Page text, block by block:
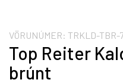
VÖRUNÚMER: TRKLD-TBR-
Top Reiter
brúnt